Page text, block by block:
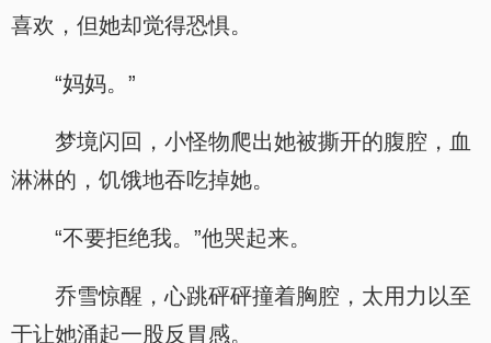
喜欢，但她却觉得恐惧。
“妈妈。”
梦境闪回，小怪物爬出她被撕开的腹腔，血
淋淋的，饥饿地吞吃掉她。
“不要拒绝我。”他哭起来。
乔雪惊醒，心跳砰砰撞着胸腔，太用力以至
于让她涌起一股反胃感。